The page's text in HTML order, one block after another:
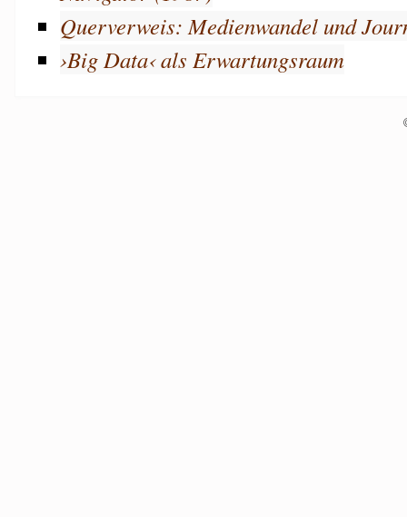
Querverweis: Medienwandel und
›Big Data‹ als Erwartungsraum